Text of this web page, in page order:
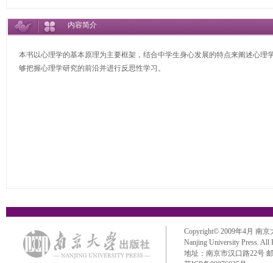
内容简介
本书以心理学的基本原理为主要框架，结合中学生身心发展的特点来阐述心
够把握心理学研究的前沿并进行反思性学习。
Copyright© 2009年4月 南京
Nanjing University Press. All
地址：南京市汉口路22号